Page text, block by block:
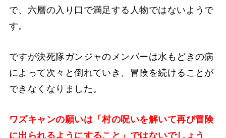
で、六層の入り口で満足する人物ではないようで
す。
ですが決死隊ガンジャのメンバーは水もどきの病
によって次々と倒れていき、冒険を続けることが
できなくなりました。
ワズキャンの願いは「村の呪いを解いて再び冒険
に出られるようにすること」ではないでしょう